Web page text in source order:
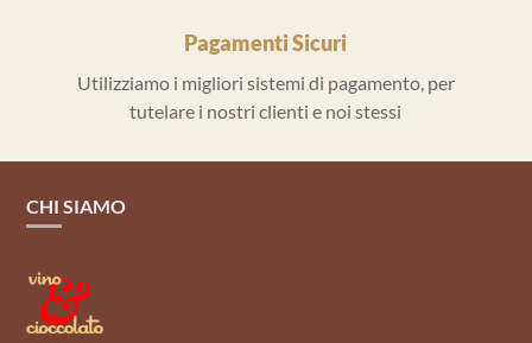
Pagamenti Sicuri
Utilizziamo i migliori sistemi di pagamento, per
tutelare i nostri clienti e noi stessi
CHI SIAMO